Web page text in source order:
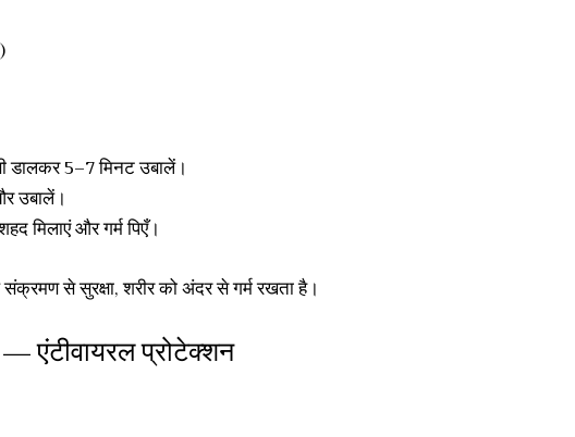
डालकर 5–7 मिनट उबालें।
उबालें।
मिलाएं और गर्म पिएँ।
से सुरक्षा, शरीर को अंदर से गर्म रखता है।
— एंटीवायरल प्रोटेक्शन